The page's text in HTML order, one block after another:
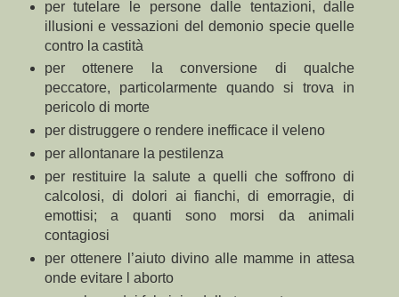
per tutelare le persone dalle tentazioni, dalle
illusioni e vessazioni del demonio specie quelle
contro la castità
per ottenere la conversione di qualche
peccatore, particolarmente quando si trova in
pericolo di morte
per distruggere o rendere inefficace il veleno
per allontanare la pestilenza
per restituire la salute a quelli che soffrono di
calcolosi, di dolori ai fianchi, di emorragie, di
emottisi; a quanti sono morsi da animali
contagiosi
per ottenere l’aiuto divino alle mamme in attesa
onde evitare l aborto